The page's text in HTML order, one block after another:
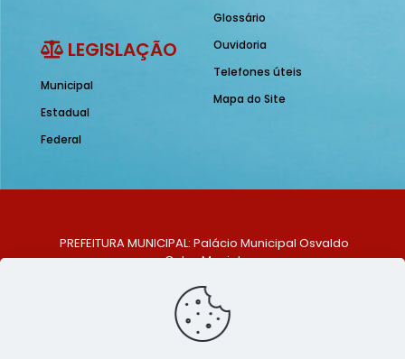
LEGISLAÇÃO
Municipal
Estadual
Federal
Glossário
Ouvidoria
Telefones úteis
Mapa do Site
PREFEITURA MUNICIPAL: Palácio Municipal Osvaldo
Celso Maciel
Centro, São Bento do Una - PE. CEP: 553370-128
TELEFONE: (81) 99548-1569
E-MAIL: ouvidoria@saobentodouna.pe.gov.br